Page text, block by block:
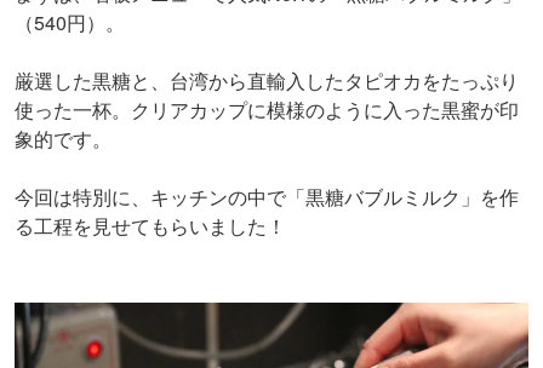
（540円）。
厳選した黒糖と、台湾から直輸入したタピオカをたっぷり
使った一杯。クリアカップに模様のように入った黒蜜が印
象的です。
今回は特別に、キッチンの中で「黒糖バブルミルク」を作
る工程を見せてもらいました！